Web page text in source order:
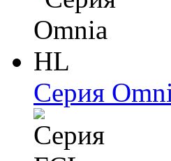
Серия